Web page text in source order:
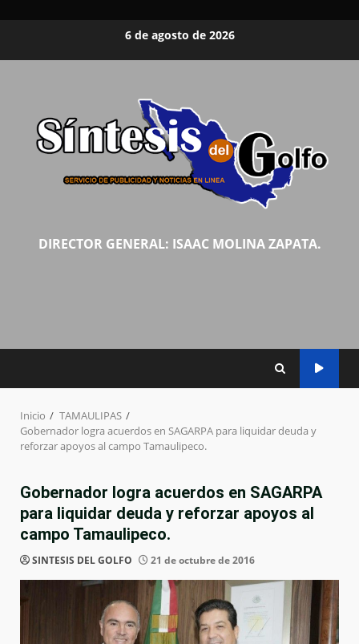
6 de agosto de 2026
DIRECTOR GENERAL: ISAAC MOLINA ZAPATA.
Inicio
TAMAULIPAS
Gobernador logra acuerdos en SAGARPA para liquidar deuda y
reforzar apoyos al campo Tamaulipeco.
Gobernador logra acuerdos en SAGARPA
para liquidar deuda y reforzar apoyos al
campo Tamaulipeco.
SINTESIS DEL GOLFO 21 de octubre de 2016